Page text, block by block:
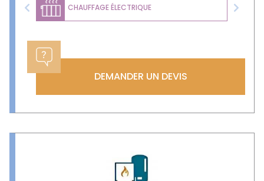
CHAUFFAGE ÉLECTRIQUE
Previous Next
DEMANDER UN DEVIS